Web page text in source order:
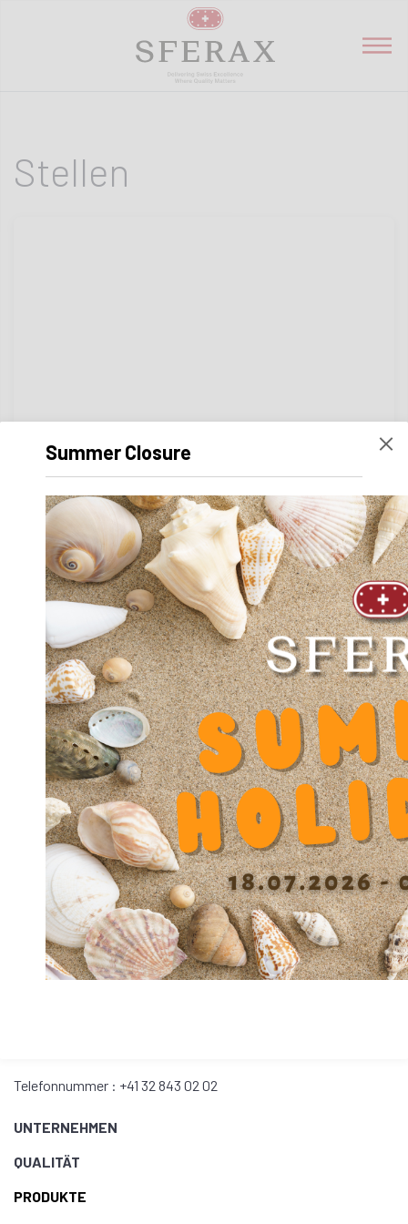
Stellen
Abonnieren Sie unseren
Newsletter
Diese Seite teilen
FacebookLinkedInTwitter Email WhatsApp
Telefonnummer : +41 32 843 02 02
UNTERNEHMEN
QUALITÄT
PRODUKTE
Summer Closure